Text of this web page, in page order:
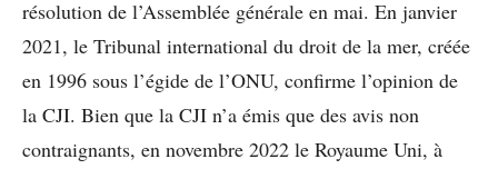
résolution de l’Assemblée générale en mai. En janvier
2021, le Tribunal international du droit de la mer, créée
en 1996 sous l’égide de l’ONU, confirme l’opinion de
la CJI. Bien que la CJI n’a émis que des avis non
contraignants, en novembre 2022 le Royaume Uni, à